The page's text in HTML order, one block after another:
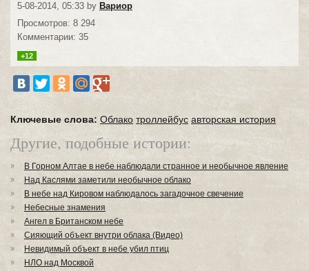
5-08-2014, 05:33 by Вариор
Просмотров: 8 294
Комментарии: 35
+12
Ключевые слова: Облако троллейбус авторская история
Другие, подобные истории:
В Горном Алтае в небе наблюдали странное и необычное явление
Над Каслями заметили необычное облако
В небе над Кировом наблюдалось загадочное свечение
Небесные знамения
Ангел в Британском небе
Сияющий объект внутри облака (Видео)
Невидимый объект в небе убил птиц
НЛО над Москвой